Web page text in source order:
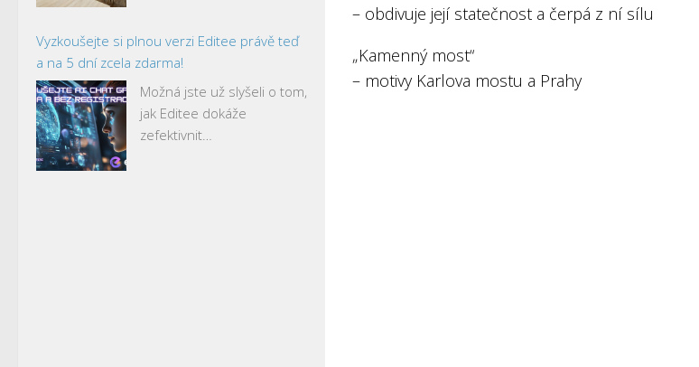
– obdivuje její statečnost a čerpá z ní sílu
„Kamenný most“
– motivy Karlova mostu a Prahy
Vyzkoušejte si plnou verzi Editee právě teď
a na 5 dní zcela zdarma!
Možná jste už slyšeli o tom,
jak Editee dokáže
zefektivnit…